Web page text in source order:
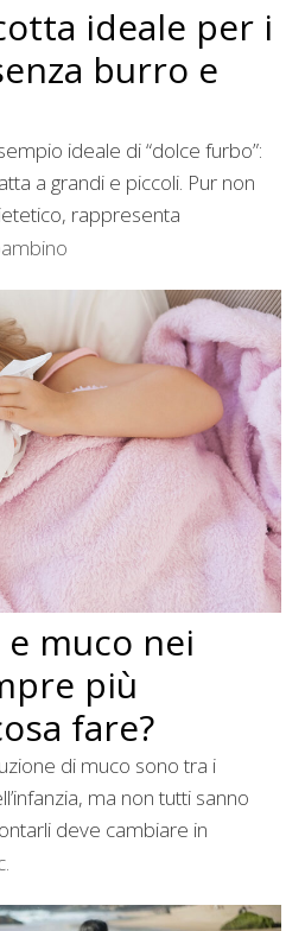
ideale per i
burro e
ideale di “dolce furbo”:
a grandi e piccoli. Pur non
rappresenta
muco nei
più
fare?
di muco sono tra i
ma non tutti sanno
deve cambiare in